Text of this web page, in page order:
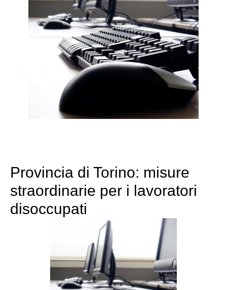
Provincia di Torino: misure
straordinarie per i lavoratori
disoccupati